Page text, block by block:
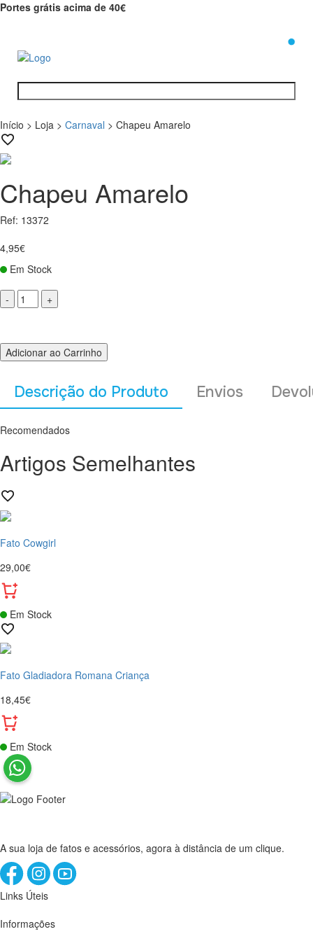
Portes grátis acima de 40€
Início > Loja > Carnaval > Chapeu Amarelo
Chapeu Amarelo
Ref: 13372
4,95€
Em Stock
Adicionar ao Carrinho
Descrição do Produto Envios
Recomendados
Artigos Semelhantes
Fato Cowgirl
29,00€
Em Stock
Fato Gladiadora Romana Criança
18,45€
Em Stock
A sua loja de fatos e acessórios, agora à distância de um clique.
Links Úteis
Informações